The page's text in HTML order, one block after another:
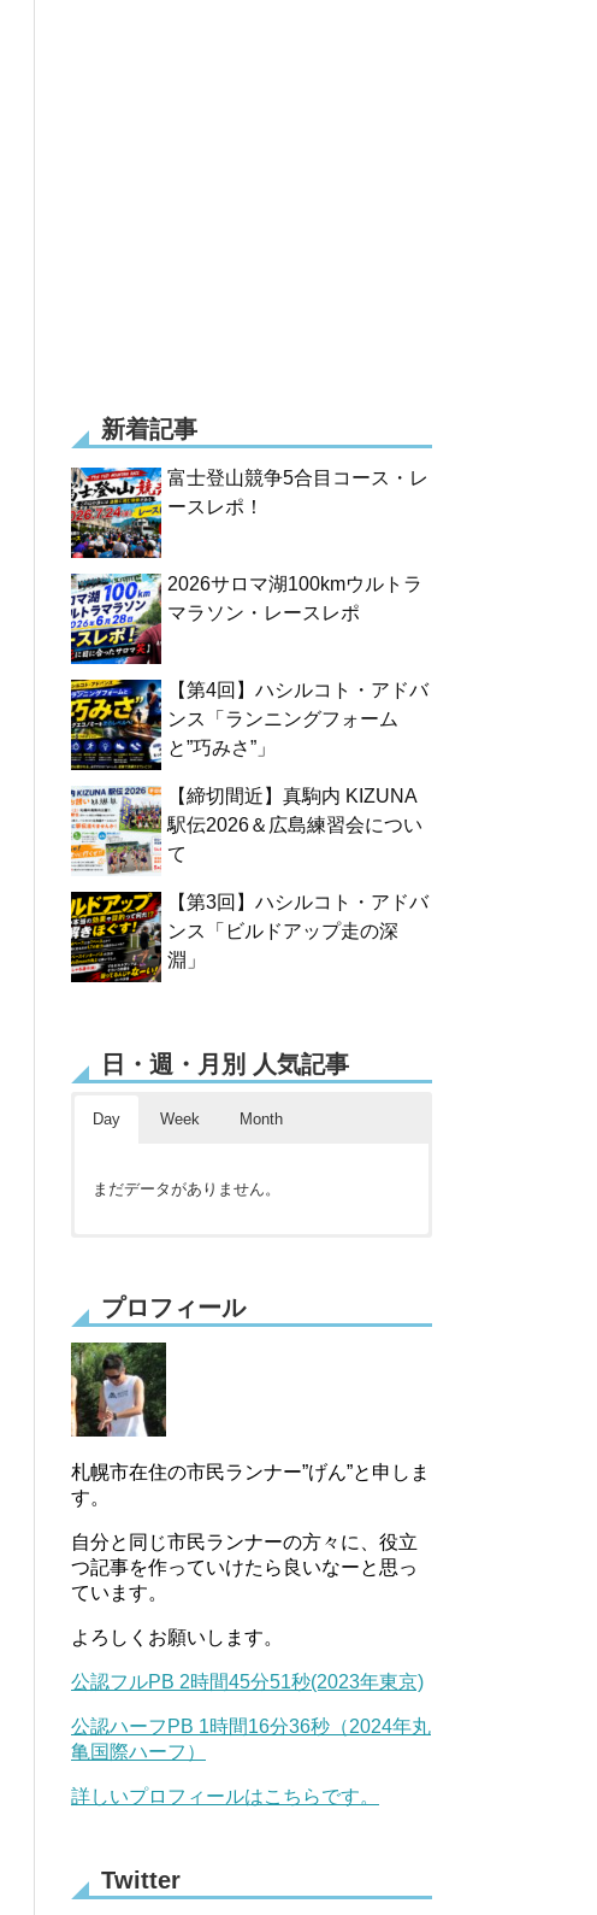
新着記事
富士登山競争5合目コース・レ
ースレポ！
2026サロマ湖100kmウルトラ
マラソン・レースレポ
【第4回】ハシルコト・アドバ
ンス「ランニングフォーム
と”巧みさ”」
【締切間近】真駒内 KIZUNA
駅伝2026＆広島練習会につい
て
【第3回】ハシルコト・アドバ
ンス「ビルドアップ走の深
淵」
日・週・月別 人気記事
Day Week Month
まだデータがありません。
プロフィール
札幌市在住の市民ランナー”げん”と申しま
す。
自分と同じ市民ランナーの方々に、役立
つ記事を作っていけたら良いなーと思っ
ています。
よろしくお願いします。
公認フルPB 2時間45分51秒(2023年東京)
公認ハーフPB 1時間16分36秒（2024年丸
亀国際ハーフ）
詳しいプロフィールはこちらです。
Twitter